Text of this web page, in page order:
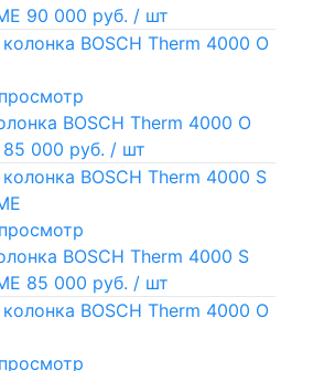
90 000 руб. / шт
BOSCH Therm 4000 O
85 000 руб. / шт
BOSCH Therm 4000 S
85 000 руб. / шт